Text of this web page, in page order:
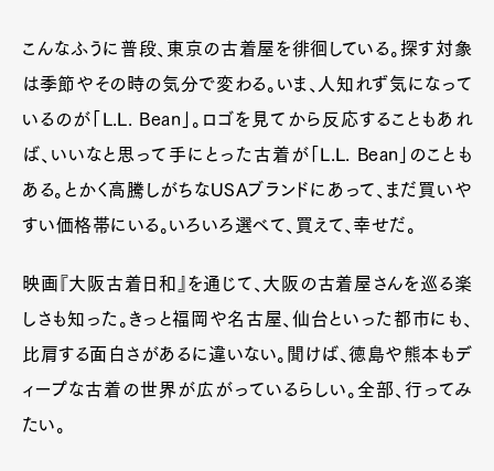
こんなふうに普段、東京の古着屋を徘徊している。探す対象
は季節やその時の気分で変わる。いま、人知れず気になって
いるのが「L.L. Bean」。ロゴを見てから反応することもあれ
ば、いいなと思って手にとった古着が「L.L. Bean」のことも
ある。とかく高騰しがちなUSAブランドにあって、まだ買いや
すい価格帯にいる。いろいろ選べて、買えて、幸せだ。
映画『大阪古着日和』を通じて、大阪の古着屋さんを巡る楽
しさも知った。きっと福岡や名古屋、仙台といった都市にも、
比肩する面白さがあるに違いない。聞けば、徳島や熊本もデ
ィープな古着の世界が広がっているらしい。全部、行ってみ
たい。